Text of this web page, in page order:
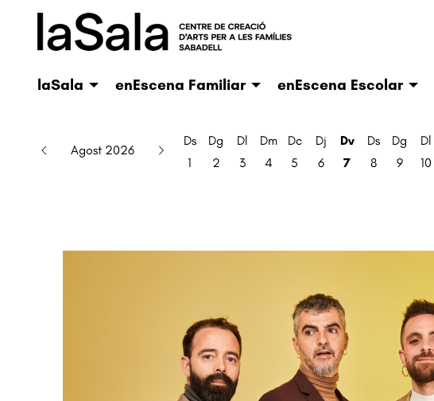
laSala enEscena Familiar enEscena Escolar
Agost 2026
Ds
1
Dg
2
Dl
3
Dm
4
Dc
5
Dj
6
Dv
7
Ds
8
Dg
9
Dl
10